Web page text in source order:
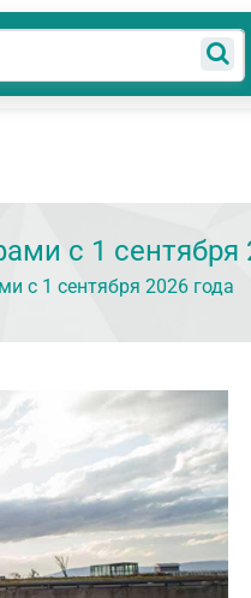
Новости
с 1 сентября
с 1 сентября 2026 года